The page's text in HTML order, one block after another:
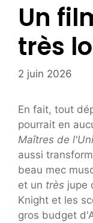
Un
très
2 juin 2026
En fait, tout
pourrait en
Maîtres de
aussi
beau mec
et un très jupe
Knight et les
gros budget